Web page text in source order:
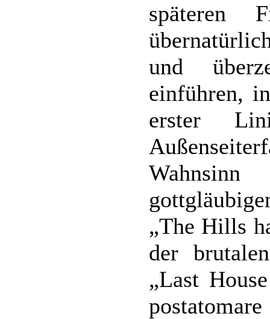
späteren
und
einführen,
erster
„The Hills
der
„Last